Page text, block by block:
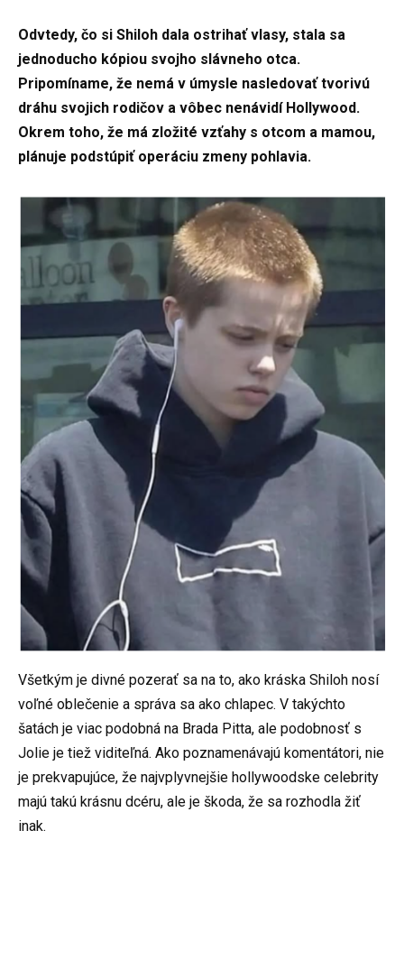
Odvtedy, čo si Shiloh dala ostrihať vlasy, stala sa
jednoducho kópiou svojho slávneho otca.
Pripomíname, že nemá v úmysle nasledovať tvorivú
dráhu svojich rodičov a vôbec nenávidí Hollywood.
Okrem toho, že má zložité vzťahy s otcom a mamou,
plánuje podstúpiť operáciu zmeny pohlavia.
Všetkým je divné pozerať sa na to, ako kráska Shiloh nosí
voľné oblečenie a správa sa ako chlapec. V takýchto
šatách je viac podobná na Brada Pitta, ale podobnosť s
Jolie je tiež viditeľná. Ako poznamenávajú komentátori, nie
je prekvapujúce, že najvplyvnejšie hollywoodske celebrity
majú takú krásnu dcéru, ale je škoda, že sa rozhodla žiť
inak.